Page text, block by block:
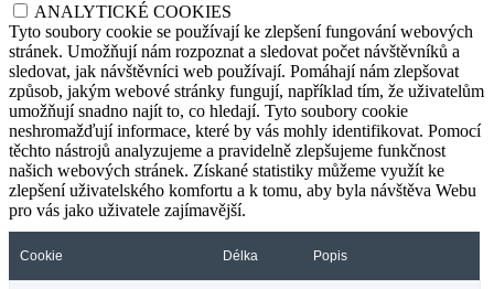
ANALYTICKÉ COOKIES
Tyto soubory cookie se používají ke zlepšení fungování webových
stránek. Umožňují nám rozpoznat a sledovat počet návštěvníků a
sledovat, jak návštěvníci web používají. Pomáhají nám zlepšovat
způsob, jakým webové stránky fungují, například tím, že uživatelům
umožňují snadno najít to, co hledají. Tyto soubory cookie
neshromažďují informace, které by vás mohly identifikovat. Pomocí
těchto nástrojů analyzujeme a pravidelně zlepšujeme funkčnost
našich webových stránek. Získané statistiky můžeme využít ke
zlepšení uživatelského komfortu a k tomu, aby byla návštěva Webu
pro vás jako uživatele zajímavější.
Cookie Délka Popis